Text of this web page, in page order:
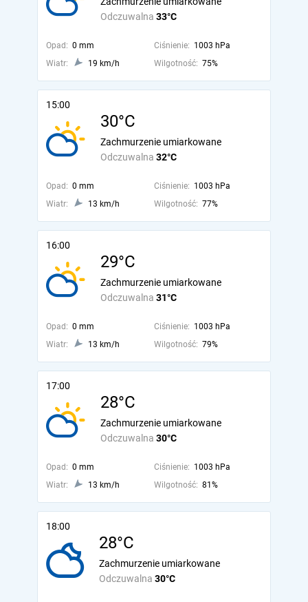
Odczuwalna 33°C
Opad: 0 mm Ciśnienie: 1003 hPa
Wiatr:
19 km/h Wilgotność: 75%
15:00
30°C
Odczuwalna 32°C
Zachmurzenie umiarkowane
Opad: 0 mm Ciśnienie: 1003 hPa
Wiatr:
13 km/h Wilgotność: 77%
16:00
29°C
Odczuwalna 31°C
Zachmurzenie umiarkowane
Opad: 0 mm Ciśnienie: 1003 hPa
Wiatr:
13 km/h Wilgotność: 79%
17:00
28°C
Odczuwalna 30°C
Zachmurzenie umiarkowane
Opad: 0 mm Ciśnienie: 1003 hPa
Wiatr:
13 km/h Wilgotność: 81%
18:00
28°C
Odczuwalna 30°C
Zachmurzenie umiarkowane